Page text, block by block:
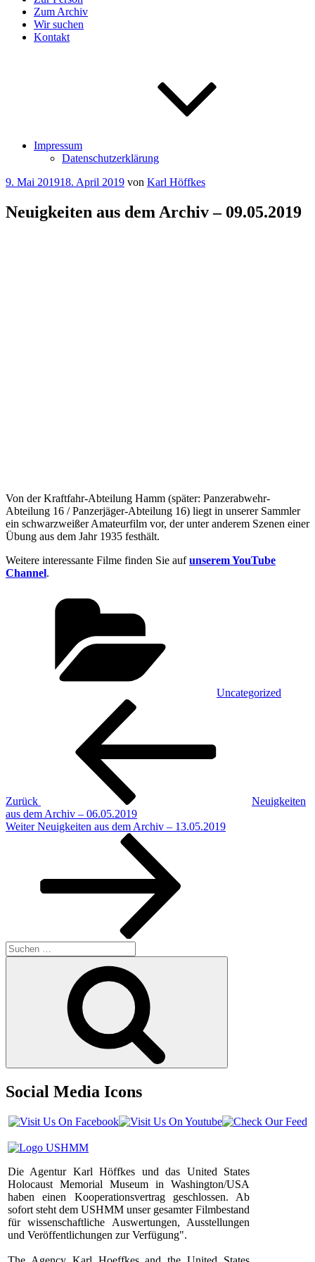
Zum Archiv
Wir suchen
Kontakt
Impressum
Datenschutzerklärung
Veröffentlicht
9. Mai 201918. April 2019 von Karl Höffkes
Neuigkeiten aus dem Archiv – 09.05.2019
Von der Kraftfahr-Abteilung Hamm (später: Panzerabwehr-
Abteilung 16 / Panzerjäger-Abteilung 16) liegt in unserer Sammler
ein schwarzweißer Amateurfilm vor, der unter anderem Szenen einer
Übung aus dem Jahr 1935 festhält.
Weitere interessante Filme finden Sie aufunserem YouTube
Channel.
Uncategorized
Beitragsnavigation
Zurück
Neuigkeiten
aus dem Archiv – 06.05.2019
Nächster
Weiter Neuigkeiten aus dem Archiv – 13.05.2019
Suchen
nach:
Social Media Icons
Die Agentur Karl Höffkes und das United States
Holocaust Memorial Museum in Washington/USA
haben einen Kooperationsvertrag geschlossen. Ab
sofort steht dem USHMM unser gesamter Filmbestand
für wissenschaftliche Auswertungen, Ausstellungen
und Veröffentlichungen zur Verfügung".